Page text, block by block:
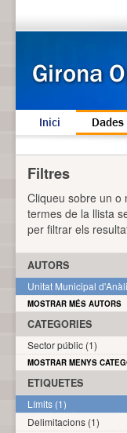
Inici Dades
Filtres
Cliqueu sobre un o
termes de la llista
per filtrar els
AUTORS
Unitat Municipal
MOSTRAR MÉS AUTORS
CATEGORIES
Sector públic (1)
MOSTRAR MENYS
ETIQUETES
Límits (1)
Delimitacions (1)